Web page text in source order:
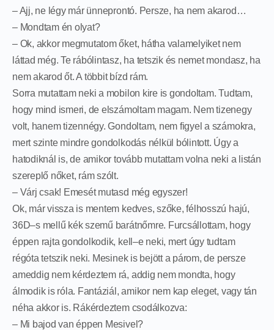
– Ajj, ne légy már ünneprontó. Persze, ha nem akarod…
– Mondtam én olyat?
– Ok, akkor megmutatom őket, hátha valamelyiket nem
láttad még. Te rábólintasz, ha tetszik és nemet mondasz, ha
nem akarod őt. A többit bízd rám.
Sorra mutattam neki a mobilon kire is gondoltam. Tudtam,
hogy mind ismeri, de elszámoltam magam. Nem tizenegy
volt, hanem tizennégy. Gondoltam, nem figyel a számokra,
mert szinte mindre gondolkodás nélkül bólintott. Úgy a
hatodiknál is, de amikor tovább mutattam volna neki a listán
szereplő nőket, rám szólt.
– Várj csak! Emesét mutasd még egyszer!
Ok, már vissza is mentem kedves, szőke, félhosszú hajú,
36D–s mellű kék szemű barátnőmre. Furcsállottam, hogy
éppen rajta gondolkodik, kell–e neki, mert úgy tudtam
régóta tetszik neki. Mesinek is bejött a párom, de persze
ameddig nem kérdeztem rá, addig nem mondta, hogy
álmodik is róla. Fantáziál, amikor nem kap eleget, vagy tán
néha akkor is. Rákérdeztem csodálkozva:
– Mi bajod van éppen Mesivel?